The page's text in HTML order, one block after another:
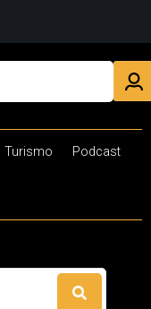
Turismo Podcast